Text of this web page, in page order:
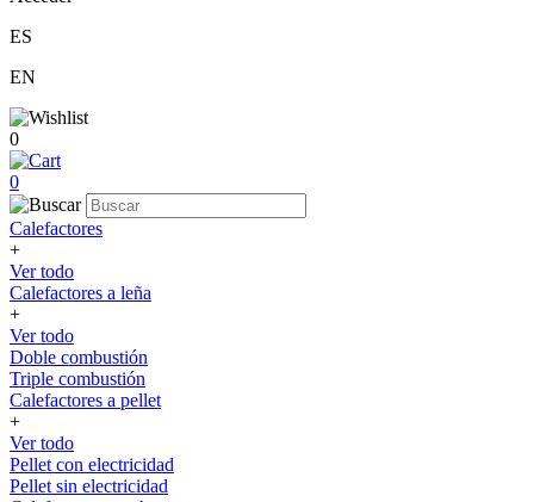
ES
EN
0
0
Calefactores
+
Ver todo
Calefactores a leña
+
Ver todo
Doble combustión
Triple combustión
Calefactores a pellet
+
Ver todo
Pellet con electricidad
Pellet sin electricidad